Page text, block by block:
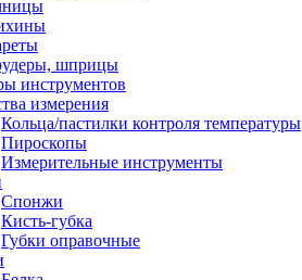
шприцы
инструментов
измерения
Кольца/пастилки контроля температуры
Пироскопы
Измерительные инструменты
Спонжи
Кисть-губка
Губки оправочные